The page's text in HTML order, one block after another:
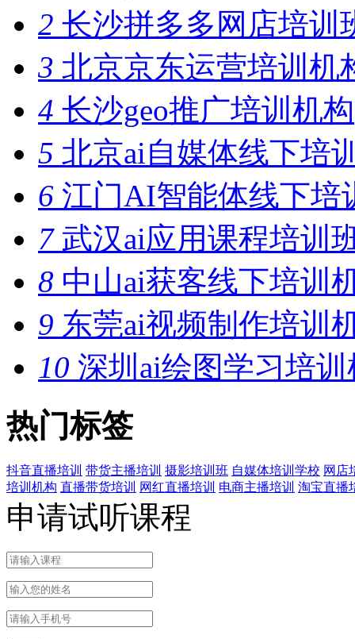
2 长沙拼多多网店培训
3 北京京东运营培训机
4 长沙geo推广培训机构
5 北京ai自媒体线下培
6 江门AI智能体线下培
7武汉ai应用课程培训
8 中山ai获客线下培训
9 东莞ai视频制作培训
10 深圳ai绘图学习培训
热门标签
抖音直播培训 带货主播培训 摄影培训班 自媒体培训学校 网店
培训机构 直播带货培训 网红直播培训 电商主播培训 淘宝直播
申请试听课程